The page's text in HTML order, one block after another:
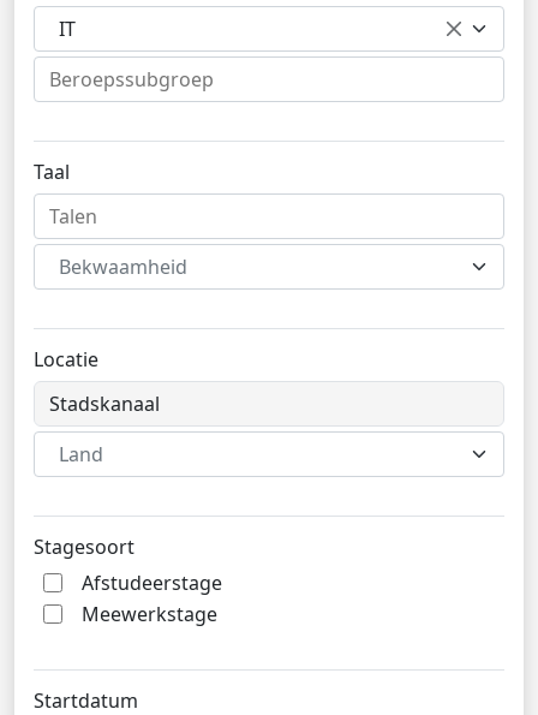
IT
Taal
Bekwaamheid
Locatie
Land
Stagesoort
Afstudeerstage
Meewerkstage
Startdatum